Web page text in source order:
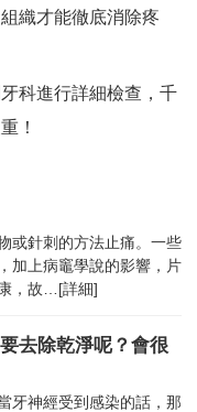
織才能徹底消除疼
科進行詳細檢查，千
！
或針刺的方法止痛。一些
加上病竈學說的影響，片
，故… [詳細]
去除乾淨呢？會很
牙神經受到感染的話，那